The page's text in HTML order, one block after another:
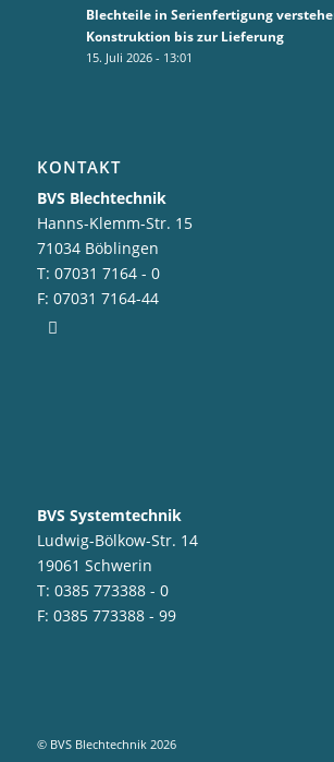
Blechteile in Serienfertigung
Konstruktion bis zur Lieferung
15. Juli 2026 - 13:01
KONTAKT
BVS Blechtechnik
Hanns-Klemm-Str. 15
71034 Böblingen
T: 07031 7164 - 0
F: 07031 7164-44
BVS Systemtechnik
Ludwig-Bölkow-Str. 14
19061 Schwerin
T: 0385 773388 - 0
F: 0385 773388 - 99
© BVS Blechtechnik 2026